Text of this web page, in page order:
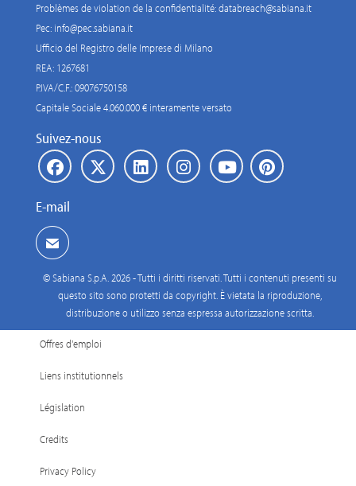
Problèmes de violation de la confidentialité:databreach@sabiana.it
Pec: info@pec.sabiana.it
Ufficio del Registro delle Imprese di Milano
REA: 1267681
P.IVA/C.F.: 09076750158
Capitale Sociale 4.060.000 € interamente versato
Suivez-nous
E-mail
© Sabiana S.p.A. 2026 - Tutti i diritti riservati. Tutti i contenuti presenti su
questo sito sono protetti da copyright. È vietata la riproduzione,
distribuzione o utilizzo senza espressa autorizzazione scritta.
Offres d'emploi
Liens institutionnels
Législation
Credits
Privacy Policy